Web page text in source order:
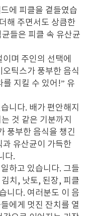
에 피클을 곁들였습
해 주면서도 상큼한
들은 피클 속 유산균
며 주인의 선택에
틱스가 풍부한 음식
를 지킬 수 있어!” 유
니다. 배가 편안해지
것 같은 기분까지
풍부한 음식을 챙긴
과 유산균이 가득한
다.
하고 있습니다. 그들
치, 낫토, 된장, 피클
니다. 여러분도 이 음
에게 멋진 잔치를 열